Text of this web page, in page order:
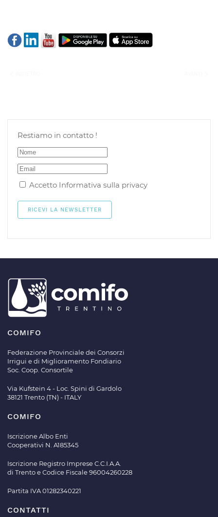
Restiamo in contatto !
Accetto Informativa sulla privacy
COMIFO
Federazione Provinciale dei Consorzi
Irrigui e di Miglioramento Fondiario
Soc. Coop. Consortile
Via Kufstein 4 - Loc. Spini di Gardolo
38121 Trento (TN) - ITALY
COMIFO
Iscrizione Albo Enti
Cooperativi N. A185345
Iscrizione Registro Imprese C.C.I.A.A.
di Trento e Codice Fiscale 96004260228
Partita IVA 01282340221
CONTATTI